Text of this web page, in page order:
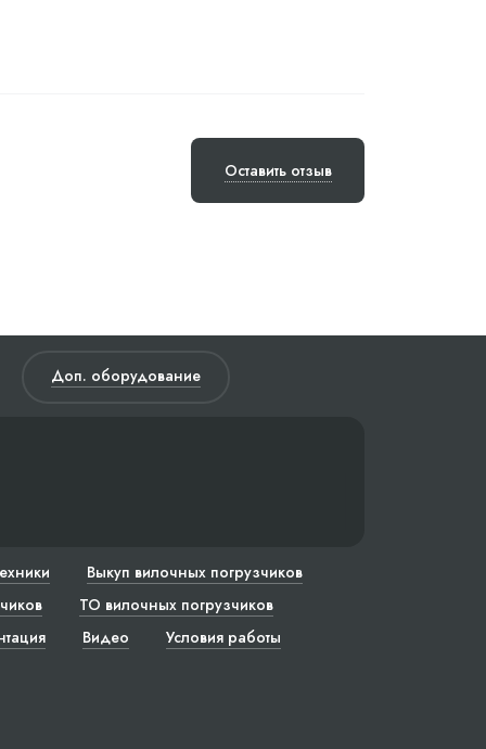
Оставить отзыв
Доп. оборудование
Выкуп вилочных погрузчиков
ТО вилочных погрузчиков
Видео Условия работы